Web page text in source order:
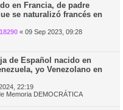
en Francia, de padre
se naturalizó francés en
« 09 Sep 2023, 09:28
de Español nacido en
yo Venezolano en
22:19
Memoria DEMOCRÁTICA